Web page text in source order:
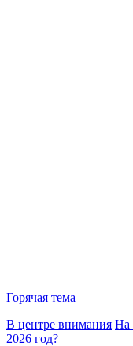
Горячая тема
В центре внимания На
2026 год?